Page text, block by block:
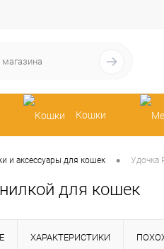
Кошки
и аксессуары для кошек • Удочка
для кошек
ХАРАКТЕРИСТИКИ